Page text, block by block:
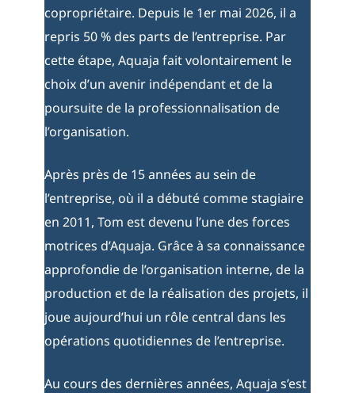
copropriétaire. Depuis le 1er mai 2026, il a
repris 50 % des parts de l’entreprise. Par
cette étape, Aquaja fait volontairement le
choix d’un avenir indépendant et de la
poursuite de la professionnalisation de
l’organisation.
Après près de 15 années au sein de
l’entreprise, où il a débuté comme stagiaire
en 2011, Tom est devenu l’une des forces
motrices d’Aquaja. Grâce à sa connaissance
approfondie de l’organisation interne, de la
production et de la réalisation des projets, il
joue aujourd’hui un rôle central dans les
opérations quotidiennes de l’entreprise.
Au cours des dernières années, Aquaja s’est